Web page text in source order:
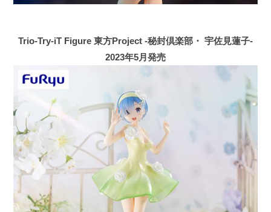
Trio-Try-iT Figure 東方Project -秘封倶楽部・ 宇佐見蓮子-
2023年5月発売